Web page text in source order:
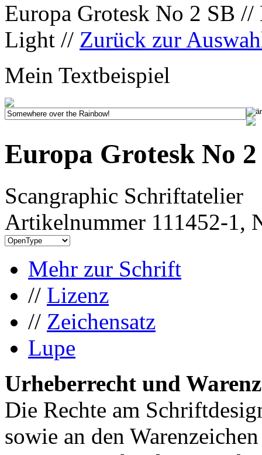
Europa Grotesk No 2 SB
Light // Zurück zur
Mein Textbeispiel
Europa Grotesk No
Scangraphic Schriftatelier
Artikelnummer 111452-1,
Mehr zur Schrift
// Lizenz
// Zeichensatz
Lupe
Urheberrecht und
Die Rechte am
sowie an den